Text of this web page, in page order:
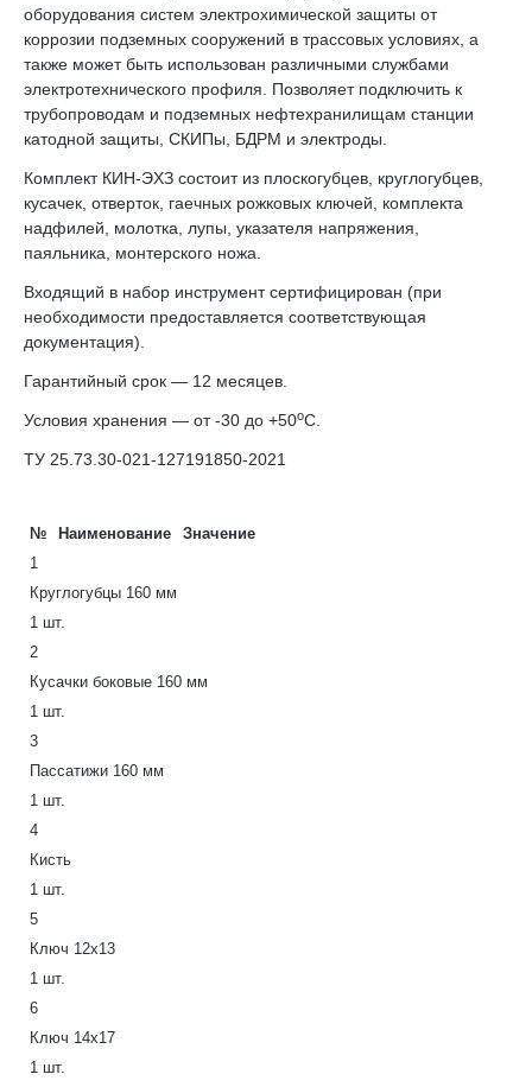
оборудования систем электрохимической защиты от
коррозии подземных сооружений в трассовых условиях, а
также может быть использован различными службами
электротехнического профиля. Позволяет подключить к
трубопроводам и подземных нефтехранилищам станции
катодной защиты, СКИПы, БДРМ и электроды.
Комплект КИН-ЭХЗ состоит из плоскогубцев, круглогубцев,
кусачек, отверток, гаечных рожковых ключей, комплекта
надфилей, молотка, лупы, указателя напряжения,
паяльника, монтерского ножа.
Входящий в набор инструмент сертифицирован (при
необходимости предоставляется соответствующая
документация).
Гарантийный срок — 12 месяцев.
Условия хранения — от -30 до +50оС.
ТУ 25.73.30-021-127191850-2021
№ Наименование
Значение
1
Круглогубцы 160 мм
1 шт.
2
Кусачки боковые 160 мм
1 шт.
3
Пассатижи 160 мм
1 шт.
4
Кисть
1 шт.
5
Ключ 12х13
1 шт.
6
Ключ 14х17
1 шт.